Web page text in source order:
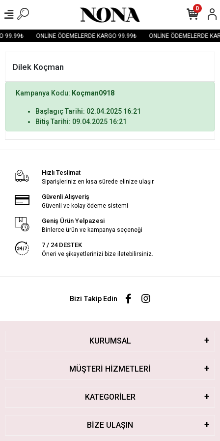
99.99₺ ONLİNE ÖDEMELERDE KARGO 99.99₺ ONLİNE ÖDEMELERDE
0
Dilek Koçman
Kampanya Kodu: Koçman0918
Başlagıç Tarihi: 02.04.2025 16:21
Bitiş Tarihi: 09.04.2025 16:21
Hızlı Teslimat
Siparişleriniz en kısa sürede elinize ulaşır.
Güvenli Alışveriş
Güvenli ve kolay ödeme sistemi
Geniş Ürün Yelpazesi
Binlerce ürün ve kampanya seçeneği
7 / 24 DESTEK
Öneri ve şikayetlerinizi bize iletebilirsiniz.
Bizi Takip Edin
KURUMSAL
MÜŞTERİ HİZMETLERİ
KATEGORİLER
BİZE ULAŞIN